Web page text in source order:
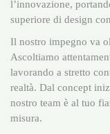
l’innovazione,
superiore di design
Il nostro impegno va
Ascoltiamo
lavorando a stretto
realtà. Dal concept
nostro team è al tuo
misura.